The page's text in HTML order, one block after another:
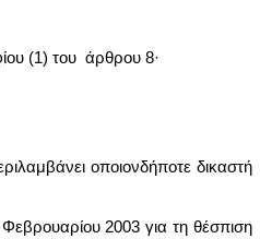
(1) του άρθρου 8·
οποιονδήποτε δικαστή
2003 για τη θέσπιση